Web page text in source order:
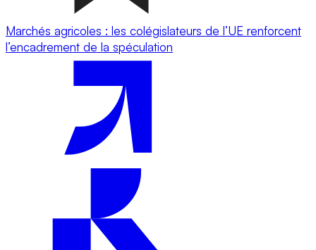
Marchés agricoles : les colégislateurs de l’UE renforcent
l’encadrement de la spéculation